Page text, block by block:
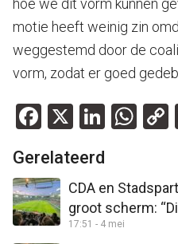
hoe we dit vorm kunnen
motie heeft weinig zin
weggestemd door de
vorm, zodat er goed
Facebook
X
Gerelateerd
CDA en
groot scherm:
dag”
17:51 - 4 mei